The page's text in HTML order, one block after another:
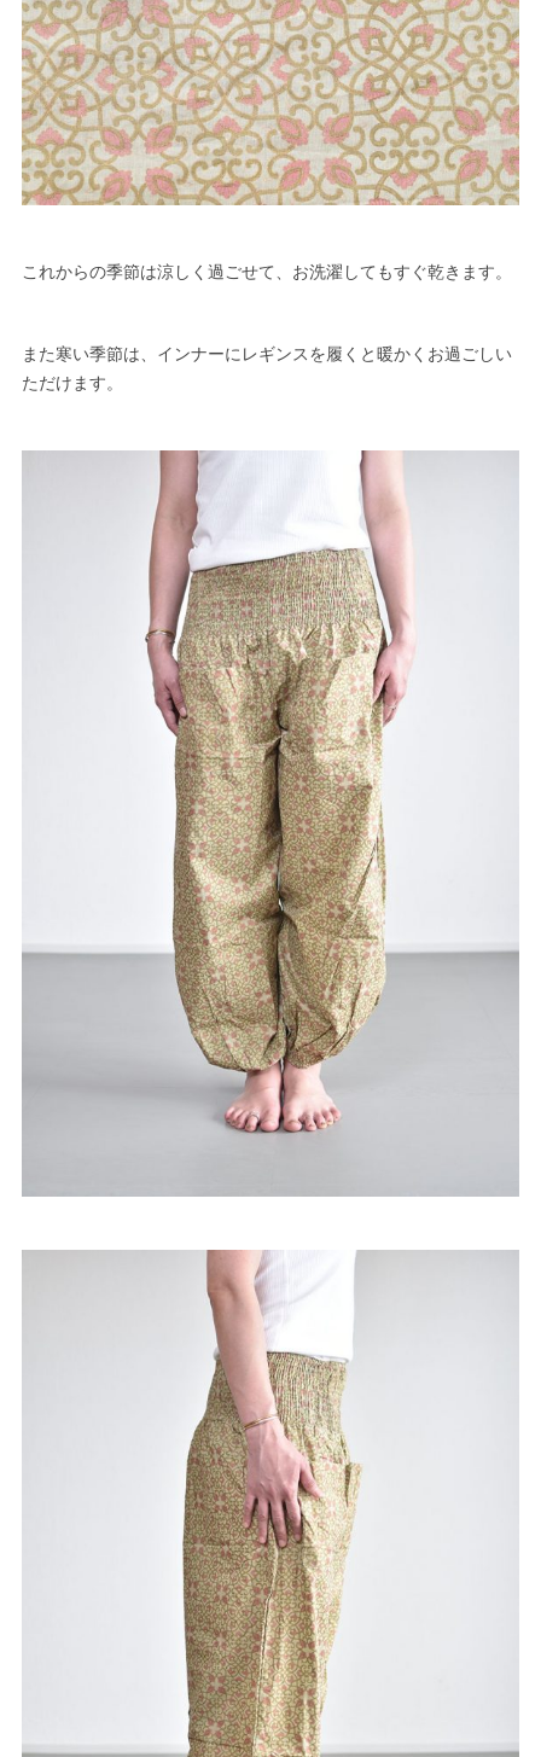
これからの季節は涼しく過ごせて、お洗濯してもすぐ乾きます。
また寒い季節は、インナーにレギンスを履くと暖かくお過ごしい
ただけます。